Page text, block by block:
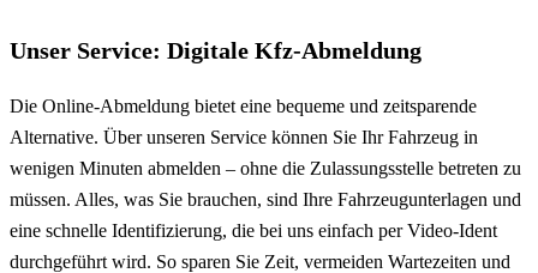
Unser Service: Digitale Kfz-Abmeldung
Die Online-Abmeldung bietet eine bequeme und zeitsparende
Alternative. Über unseren Service können Sie Ihr Fahrzeug in
wenigen Minuten abmelden – ohne die Zulassungsstelle betreten zu
müssen. Alles, was Sie brauchen, sind Ihre Fahrzeugunterlagen und
eine schnelle Identifizierung, die bei uns einfach per Video-Ident
durchgeführt wird. So sparen Sie Zeit, vermeiden Wartezeiten und